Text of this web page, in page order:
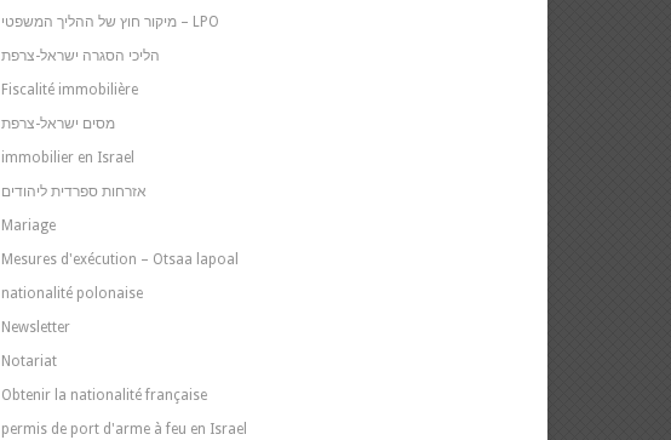
מיקור חוץ של ההליך המשפטי – LPO
הליכי הסגרה ישראל-צרפת
Fiscalité immobilière
מסים ישראל-צרפת
immobilier en Israel
אזרחות ספרדית ליהודים
Mariage
Mesures d'exécution – Otsaa lapoal
nationalité polonaise
Newsletter
Notariat
Obtenir la nationalité française
permis de port d'arme à feu en Israel